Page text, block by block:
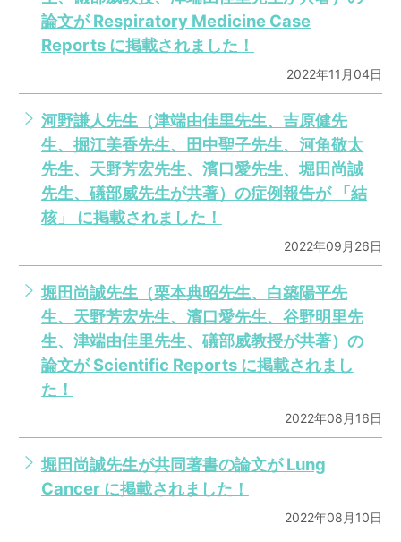
論文が Respiratory Medicine Case
Reports に掲載されました！
2022年11月04日
河野謙人先生（津端由佳里先生、吉原健先
生、掘江美香先生、田中聖子先生、河角敬太
先生、天野芳宏先生、濱口愛先生、堀田尚誠
先生、礒部威先生が共著）の症例報告が 「結
核」 に掲載されました！
2022年09月26日
堀田尚誠先生（栗本典昭先生、白築陽平先
生、天野芳宏先生、濱口愛先生、谷野明里先
生、津端由佳里先生、礒部威教授が共著）の
論文が Scientific Reports に掲載されまし
た！
2022年08月16日
堀田尚誠先生が共同著書の論文が Lung
Cancer に掲載されました！
2022年08月10日